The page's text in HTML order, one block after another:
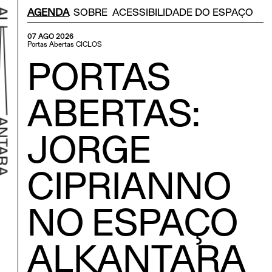
Menu Secondário
AGENDA SOBRE ACESSIBILIDADE DO ESPAÇO
07 AGO 2026
Portas AbertasCICLOS
PORTAS
ABERTAS:
JORGE
CIPRIANNO
NO ESPAÇO
ALKANTARA